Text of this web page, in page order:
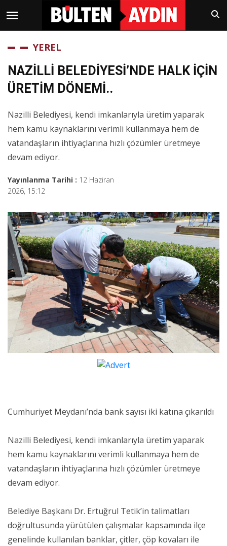
YEREL
NAZİLLİ BELEDİYESİ’NDE HALK İÇİN
ÜRETİM DÖNEMİ..
Nazilli Belediyesi, kendi imkanlarıyla üretim yaparak
hem kamu kaynaklarını verimli kullanmaya hem de
vatandaşların ihtiyaçlarına hızlı çözümler üretmeye
devam ediyor.
Yayınlanma Tarihi : 12 Haziran
2026, 15:12
Cumhuriyet Meydanı’nda bank sayısı iki katına çıkarıldı
Nazilli Belediyesi, kendi imkanlarıyla üretim yaparak
hem kamu kaynaklarını verimli kullanmaya hem de
vatandaşların ihtiyaçlarına hızlı çözümler üretmeye
devam ediyor.
Belediye Başkanı Dr. Ertuğrul Tetik’in talimatları
doğrultusunda yürütülen çalışmalar kapsamında ilçe
genelinde kullanılan banklar, çitler, çöp kovaları ile